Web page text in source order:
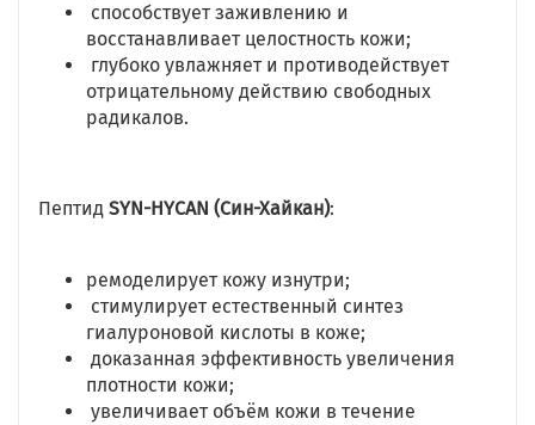
способствует заживлению и
восстанавливает целостность кожи;
глубоко увлажняет и противодействует
отрицательному действию свободных
радикалов.
Пептид SYN-HYCAN (Син-Хайкан):
ремоделирует кожу изнутри;
стимулирует естественный синтез
гиалуроновой кислоты в коже;
доказанная эффективность увеличения
плотности кожи;
увеличивает объём кожи в течение